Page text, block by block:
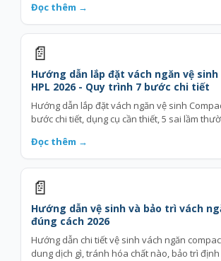
Đọc thêm →
📄
Hướng dẫn lắp đặt vách ngăn vệ
HPL 2026 - Quy trình 7 bước chi tiết
Hướng dẫn lắp đặt vách ngăn vệ sinh
bước chi tiết, dụng cụ cần thiết, 5 sai lầm
Đọc thêm →
📄
Hướng dẫn vệ sinh và bảo trì vách
đúng cách 2026
Hướng dẫn chi tiết vệ sinh vách ngăn
dung dịch gì, tránh hóa chất nào, bảo trì định